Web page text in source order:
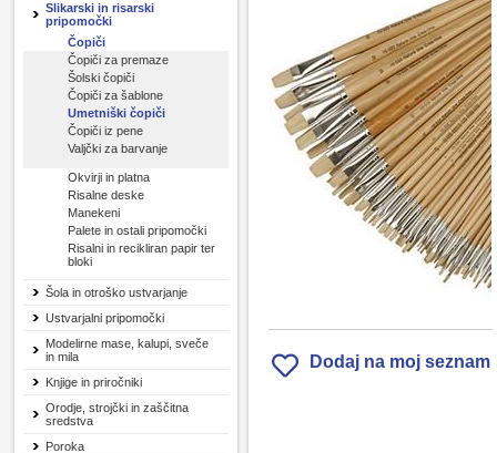
Slikarski in risarski
pripomočki
Čopiči
Čopiči za premaze
Šolski čopiči
Čopiči za šablone
Umetniški čopiči
Čopiči iz pene
Valjčki za barvanje
Okvirji in platna
Risalne deske
Manekeni
Palete in ostali pripomočki
Risalni in recikliran papir ter
bloki
Šola in otroško ustvarjanje
Ustvarjalni pripomočki
Modelirne mase, kalupi, sveče
in mila
Knjige in priročniki
Orodje, strojčki in zaščitna
sredstva
Poroka
Dodaj na moj seznam